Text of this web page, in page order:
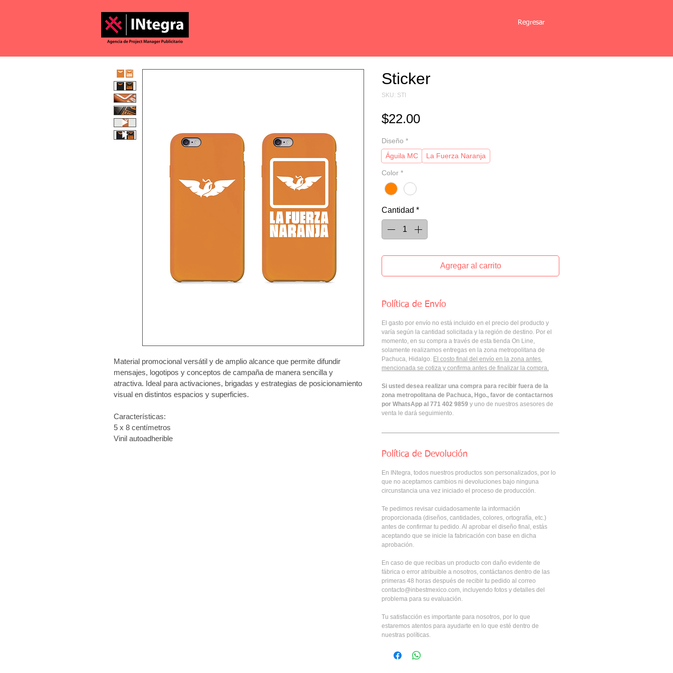
Regresar
Material promocional versátil y de amplio alcance que permite difundir
mensajes, logotipos y conceptos de campaña de manera sencilla y
atractiva. Ideal para activaciones, brigadas y estrategias de posicionamiento
visual en distintos espacios y superficies.
Características:
5 x 8 centímetros
Vinil autoadherible
Sticker
SKU: STI
$22.00Precio
Diseño *
Águila MC
La Fuerza Naranja
Color *
Cantidad *
Agregar al carrito
Política de Envío
El gasto por envío no está incluido en el precio del producto y
varía según la cantidad solicitada y la región de destino. Por el
momento, en su compra a través de esta tienda On Line,
solamente realizamos entregas en la zona metropolitana de
Pachuca, Hidalgo. El costo final del envío en la zona antes
mencionada se cotiza y confirma antes de finalizar la compra.
Si usted desea realizar una compra para recibir fuera de la
zona metropolitana de Pachuca, Hgo., favor de contactarnos
por WhatsApp al 771 402 9859 y uno de nuestros asesores de
venta le dará seguimiento.
Política de Devolución
En INtegra, todos nuestros productos son personalizados, por lo
que no aceptamos cambios ni devoluciones bajo ninguna
circunstancia una vez iniciado el proceso de producción.
Te pedimos revisar cuidadosamente la información
proporcionada (diseños, cantidades, colores, ortografía, etc.)
antes de confirmar tu pedido. Al aprobar el diseño final, estás
aceptando que se inicie la fabricación con base en dicha
aprobación.
En caso de que recibas un producto con daño evidente de
fábrica o error atribuible a nosotros, contáctanos dentro de las
primeras 48 horas después de recibir tu pedido al correo
contacto@inbestmexico.com, incluyendo fotos y detalles del
problema para su evaluación.
Tu satisfacción es importante para nosotros, por lo que
estaremos atentos para ayudarte en lo que esté dentro de
nuestras políticas.